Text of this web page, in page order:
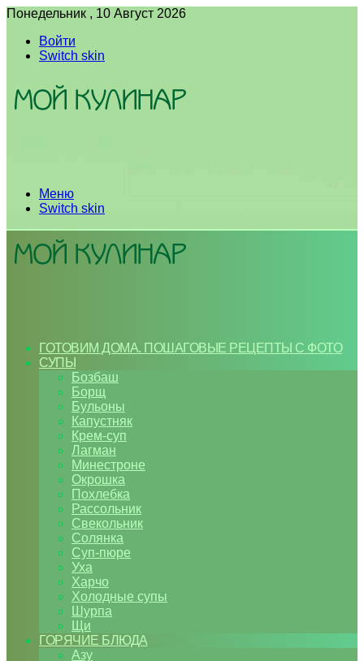
Понедельник , 10 Август 2026
Войти
Switch skin
Меню
Switch skin
ГОТОВИМ ДОМА. ПОШАГОВЫЕ РЕЦЕПТЫ С ФОТО
СУПЫ
Бозбаш
Борщ
Бульоны
Капустняк
Крем-суп
Лагман
Минестроне
Окрошка
Похлебка
Рассольник
Свекольник
Солянка
Суп-пюре
Уха
Харчо
Холодные супы
Шурпа
Щи
ГОРЯЧИЕ БЛЮДА
Азу